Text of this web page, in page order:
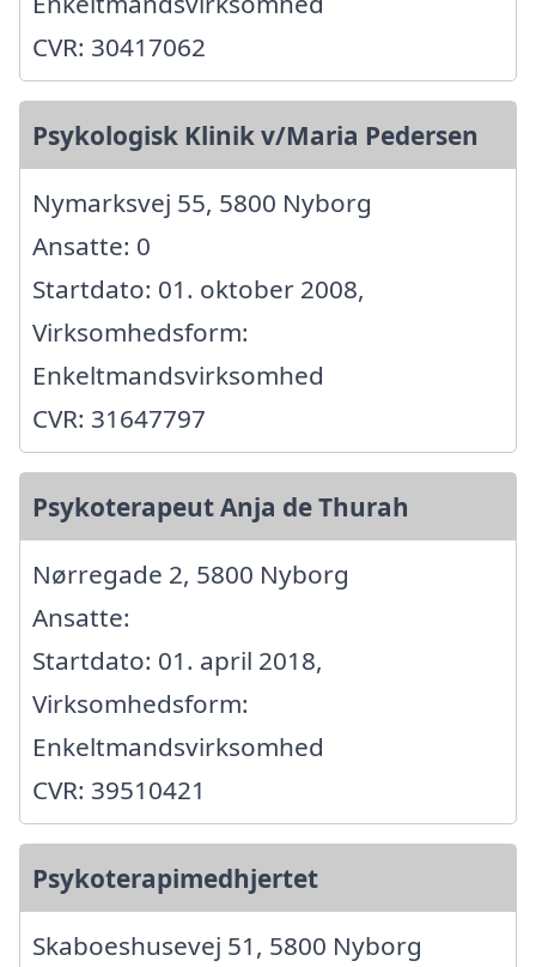
CVR: 30417062
Psykologisk Klinik v/Maria Pedersen
Nymarksvej 55, 5800 Nyborg
Ansatte: 0
Startdato: 01. oktober 2008,
Virksomhedsform:
Enkeltmandsvirksomhed
CVR: 31647797
Psykoterapeut Anja de Thurah
Nørregade 2, 5800 Nyborg
Ansatte:
Startdato: 01. april 2018,
Virksomhedsform:
Enkeltmandsvirksomhed
CVR: 39510421
Psykoterapimedhjertet
Skaboeshusevej 51, 5800 Nyborg